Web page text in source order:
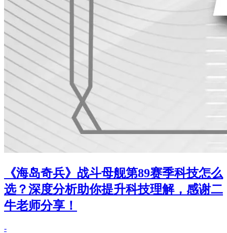
《海岛奇兵》战斗母舰第89赛季科技怎么
选？深度分析助你提升科技理解，感谢二
牛老师分享！
-